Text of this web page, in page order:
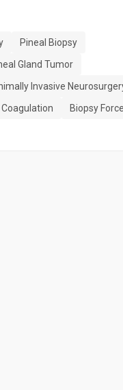
Pineal Biopsy
Gland Tumor
Invasive
Coagulation
Biopsy